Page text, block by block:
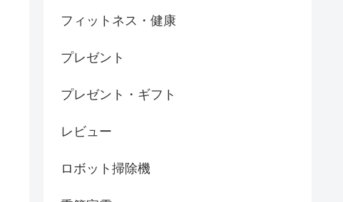
フィットネス・健康
プレゼント
プレゼント・ギフト
レビュー
ロボット掃除機